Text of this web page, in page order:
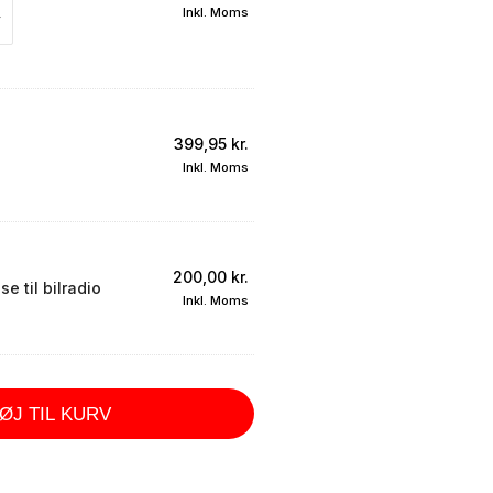
Inkl. Moms
399,95 kr.
Inkl. Moms
til bilradio
200,00 kr.
Inkl. Moms
TIL KURV